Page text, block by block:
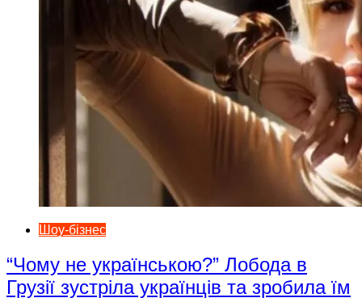
Шоу-бізнес
“Чому не українською?” Лобода в
Грузії зустріла українців та зробила їм